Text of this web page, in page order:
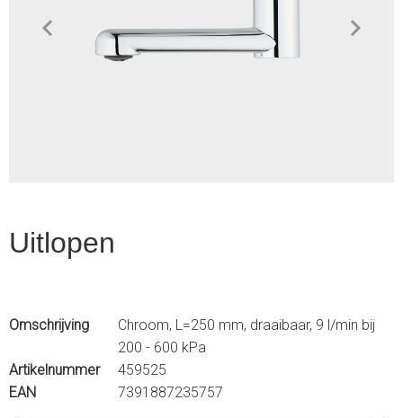
Uitlopen
Omschrijving
Chroom, L=250 mm, draaibaar, 9 l/min bij
200 - 600 kPa
Artikelnummer
459525
EAN
7391887235757